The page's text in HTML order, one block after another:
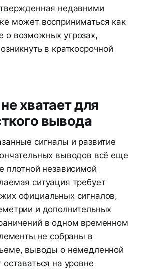
недавними
может восприниматься как
о возможных угрозах,
в краткосрочной
хватает для
вывода
сигналы и развитие
выводов всё еще
плотной независимой
ситуация требует
официальных сигналов,
и дополнительных
в одном временном
не собраны в
выводы о немедленной
оставаться на уровне